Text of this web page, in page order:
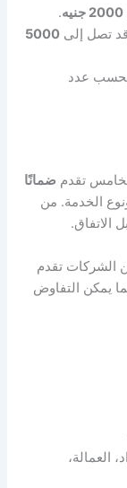
.
تصل إلى5000
عدد
تقدم ضمانًا
الخدمة. من
الاتفاق.
الشركات تقدم
يمكن التفاوض
العمالة،